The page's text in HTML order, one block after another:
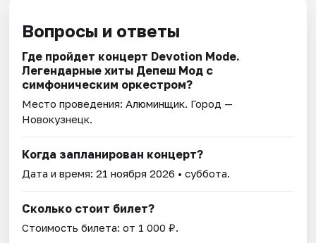
Вопросы и ответы
Где пройдет концерт Devotion Mode.
Легендарные хиты Депеш Мод с
симфоническим оркестром?
Место проведения:Алюминщик. Город —
Новокузнецк.
Когда запланирован концерт?
Дата и время:21 ноября 2026 • суббота.
Сколько стоит билет?
Стоимость билета: от 1 000 ₽.